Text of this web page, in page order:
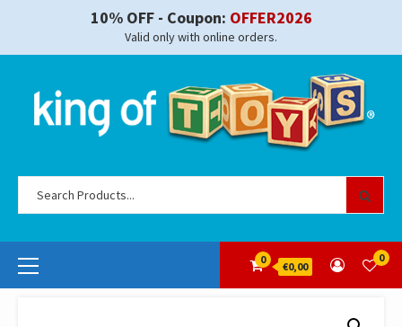
10% OFF - Coupon: OFFER2026
Valid only with online orders.
Primary
Menu
0
€0,00
0